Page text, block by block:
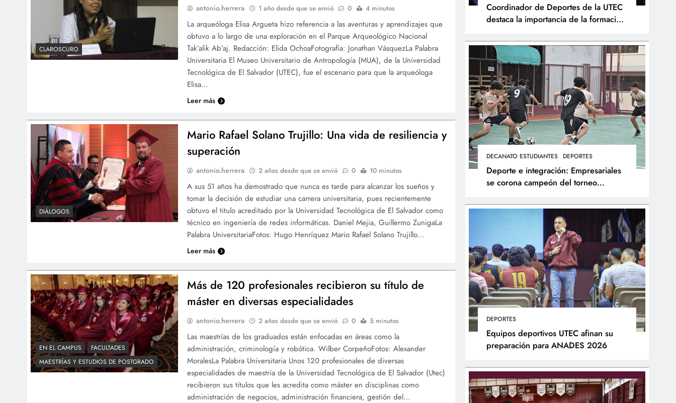
CLAROSCURO
antonio.herrera 1 año desde que se envió 0 4 minutos
La arqueóloga Elisa Argueta hizo referencia a las aventuras y aprendizajes que
obtuvo a lo largo de una exploración en el Parque Arqueológico Nacional
Tak’alik Ab’aj. Redacción: Elida OchoaFotografía: Jonathan VásquezLa Palabra
Universitaria El Museo Universitario de Antropología (MUA), de la Universidad
Tecnológica de El Salvador (UTEC), fue el escenario para que la arqueóloga
Elisa…
Leer más
DIÁLOGOS
Mario Rafael Solano Trujillo: Una vida de resiliencia y
superación
antonio.herrera 2 años desde que se envió 0 10 minutos
A sus 51 años ha demostrado que nunca es tarde para alcanzar los sueños y
tomar la decisión de estudiar una carrera universitaria, pues recientemente
obtuvo el titulo acreditado por la Universidad Tecnológica de El Salvador como
técnico en ingeniería de redes informáticas. Daniel Mejia, Guillermo ZunigaLa
Palabra UniversitariaFotos: Hugo Henríquez Mario Rafael Solano Trujillo…
Leer más
EN EL CAMPUS
FACULTADES
MAESTRÍAS Y ESTUDIOS DE POSTGRADO
Más de 120 profesionales recibieron su título de
máster en diversas especialidades
antonio.herrera 2 años desde que se envió 0 5 minutos
Las maestrías de los graduados están enfocadas en áreas como la
administración, criminología y robótica. Wilber CorpeñoFotos: Alexander
MoralesLa Palabra Universitaria Unos 120 profesionales de diversas
especialidades de maestría de la Universidad Tecnológica de El Salvador (Utec)
recibieron sus títulos que les acredita como máster en disciplinas como
administración de negocios, administración financiera, gestión del…
Coordinador de Deportes de la UTEC
destaca la importancia de la formación
DECANATO ESTUDIANTES DEPORTES
Deporte e integración: Empresariales
se corona campeón del torneo
DEPORTES
Equipos deportivos UTEC afinan su
preparación para ANADES 2026